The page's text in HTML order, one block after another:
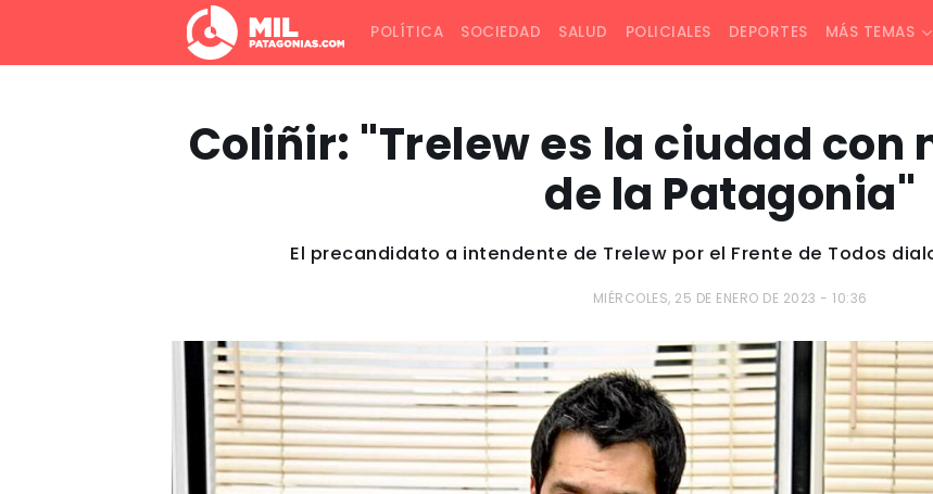
POLÍTICA SOCIEDAD SALUD POLICIALES DEPORTES MÁS TEMAS
Coliñir: "Trelew es la ciudad con
de la Patagonia"
El precandidato a intendente de Trelew por el Frente de Todos
MIÉRCOLES, 25 DE ENERO DE 2023 - 10:36